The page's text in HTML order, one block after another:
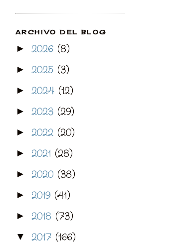
ARCHIVO DEL BLOG
► 2026 (8)
► 2025 (3)
► 2024 (12)
► 2023 (29)
► 2022 (20)
► 2021 (28)
► 2020 (38)
► 2019 (41)
► 2018 (73)
▼ 2017 (166)